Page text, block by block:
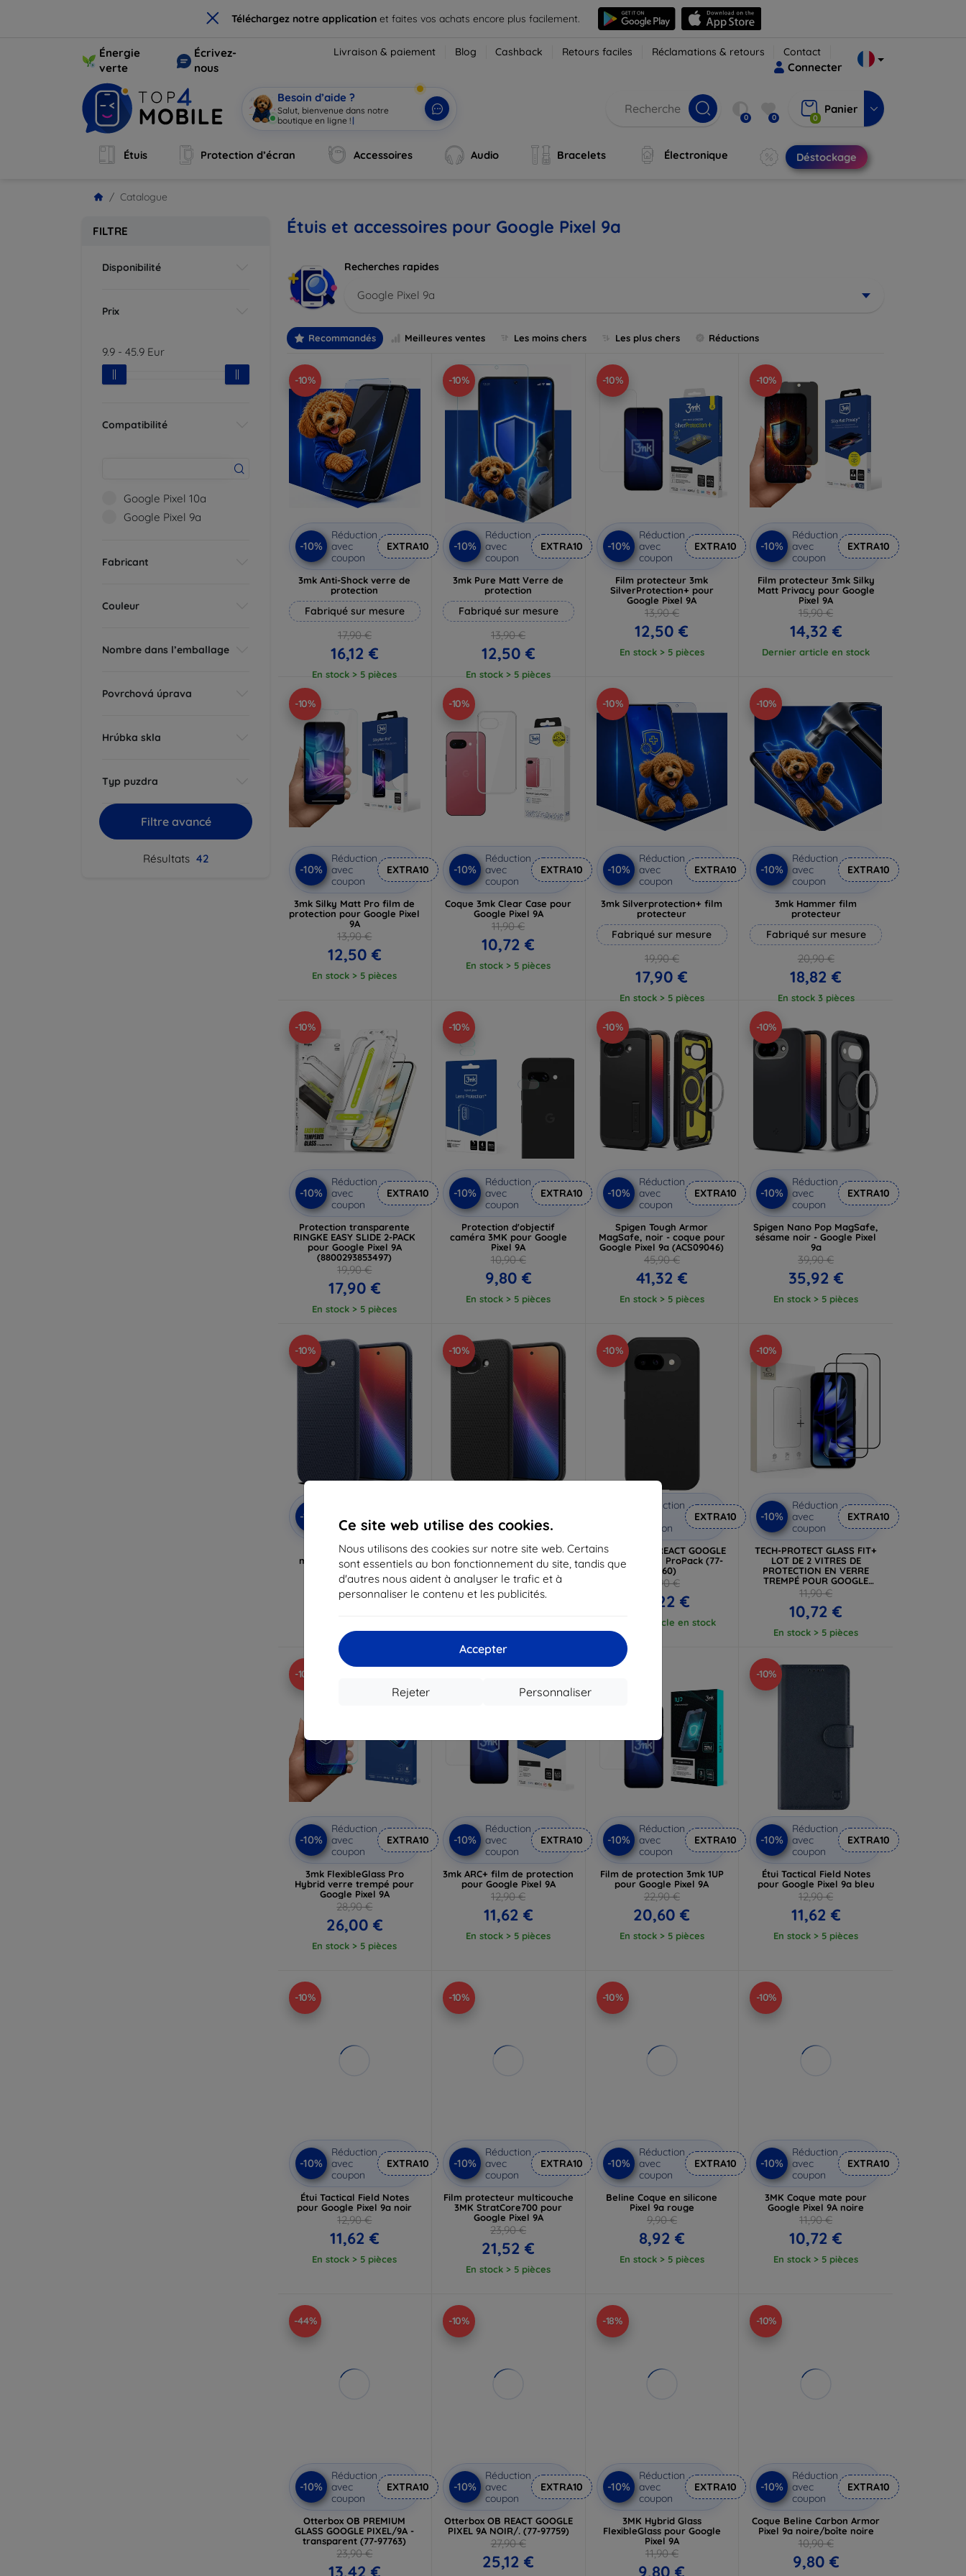
× Téléchargez notre application et faites vos achats encore plus facilement.
Ce site web utilise des cookies.
Nous utilisons des cookies sur notre site web. Certains
sont essentiels au bon fonctionnement du site, tandis que
d'autres nous aident à analyser le trafic et à
personnaliser le contenu et les publicités.
Accepter
Personnaliser
Rejeter
Énergie
verte
Écrivez-
nous
Livraison & paiement Blog Cashback Retours faciles Réclamations & retours Contact
Connecter
Besoin d’aide ?
Salut, bienvenue dans notre b 0 0 0
Panier
Étuis Protection d’écran Accessoires Audio Bracelets Électronique Déstockage
Catalogue
FILTRE
Disponibilité
Prix
9.9 - 45.9 Eur
Compatibilité
Google Pixel 10a
Google Pixel 9a
Fabricant
Couleur
Nombre dans l’emballage
Povrchová úprava
Hrúbka skla
Typ puzdra
Filtre avancé
Résultats 42
Étuis et accessoires pour Google Pixel 9a
Recherches rapides
Google Pixel 9a
Recommandés Meilleures ventes Les moins chers Les plus chers Réductions
-10%
-10%
Réduction
avec
coupon
EXTRA10
3mk Anti-Shock verre de
protection
Fabriqué sur mesure
17,90 €
16,12 €
En stock > 5 pièces
-10%
-10%
Réduction
avec
coupon
EXTRA10
3mk Pure Matt Verre de
protection
Fabriqué sur mesure
13,90 €
12,50 €
En stock > 5 pièces
-10%
-10%
Réduction
avec
coupon
EXTRA10
Film protecteur 3mk
SilverProtection+ pour
Google Pixel 9A
13,90 €
12,50 €
En stock > 5 pièces
-10%
-10%
Réduction
avec
coupon
EXTRA10
Film protecteur 3mk Silky
Matt Privacy pour Google
Pixel 9A
15,90 €
14,32 €
Dernier article en stock
-10%
-10%
Réduction
avec
coupon
EXTRA10
3mk Silky Matt Pro film de
protection pour Google Pixel
9A
13,90 €
12,50 €
En stock > 5 pièces
-10%
-10%
Réduction
avec
coupon
EXTRA10
Coque 3mk Clear Case pour
Google Pixel 9A
11,90 €
10,72 €
En stock > 5 pièces
-10%
-10%
Réduction
avec
coupon
EXTRA10
3mk Silverprotection+ film
protecteur
Fabriqué sur mesure
19,90 €
17,90 €
En stock > 5 pièces
-10%
-10%
Réduction
avec
coupon
EXTRA10
3mk Hammer film
protecteur
Fabriqué sur mesure
20,90 €
18,82 €
En stock 3 pièces
-10%
-10%
Réduction
avec
coupon
EXTRA10
Protection transparente
RINGKE EASY SLIDE 2-PACK
pour Google Pixel 9A
(8800293853497)
19,90 €
17,90 €
En stock > 5 pièces
-10%
-10%
Réduction
avec
coupon
EXTRA10
Protection d'objectif
caméra 3MK pour Google
Pixel 9A
10,90 €
9,80 €
En stock > 5 pièces
-10%
-10%
Réduction
avec
coupon
EXTRA10
Spigen Tough Armor
MagSafe, noir - coque pour
Google Pixel 9a (ACS09046)
45,90 €
41,32 €
En stock > 5 pièces
-10%
-10%
Réduction
avec
coupon
EXTRA10
Spigen Nano Pop MagSafe,
sésame noir - Google Pixel
9a
39,90 €
35,92 €
En stock > 5 pièces
-10%
-10%
coupon
Spigen Liquid Air, bleu
marine - Google Pixel 9a
22,90 €
20,60 €
-10%
coupon
Spigen Liquid Air, noir mat -
Google Pixel 9a (ACS09039)
19,90 €
17,90 €
-10%
Réduction
coupon
EXTRA10
Otterbox OB REACT GOOGLE
PIXEL 9A noir, ProPack (77-
97760)
26,90 €
24,22 €
Dernier article en stock
-10%
-10%
Réduction
avec
coupon
EXTRA10
TECH-PROTECT GLASS FIT+
LOT DE 2 VITRES DE
PROTECTION EN VERRE
TREMPÉ POUR GOOGLE
PIXEL 9A / 10A, NOIRS
11,90 €
10,72 €
En stock > 5 pièces
-10%
-10%
Réduction
avec
coupon
EXTRA10
3mk FlexibleGlass Pro
Hybrid verre trempé pour
Google Pixel 9A
28,90 €
26,00 €
En stock > 5 pièces
-10%
Réduction
avec
coupon
EXTRA10
3mk ARC+ film de protection
pour Google Pixel 9A
12,90 €
11,62 €
En stock > 5 pièces
-10%
Réduction
avec
coupon
EXTRA10
Film de protection 3mk 1UP
pour Google Pixel 9A
22,90 €
20,60 €
En stock > 5 pièces
-10%
-10%
Réduction
avec
coupon
EXTRA10
Étui Tactical Field Notes
pour Google Pixel 9a bleu
12,90 €
11,62 €
En stock > 5 pièces
-10%
-10%
Réduction
avec
coupon
EXTRA10
Étui Tactical Field Notes
pour Google Pixel 9a noir
12,90 €
11,62 €
En stock > 5 pièces
-10%
-10%
Réduction
avec
coupon
EXTRA10
Film protecteur multicouche
3MK StratCore700 pour
Google Pixel 9A
23,90 €
21,52 €
En stock > 5 pièces
-10%
-10%
Réduction
avec
coupon
EXTRA10
Beline Coque en silicone
Pixel 9a rouge
9,90 €
8,92 €
En stock > 5 pièces
-10%
-10%
Réduction
avec
coupon
EXTRA10
3MK Coque mate pour
Google Pixel 9A noire
11,90 €
10,72 €
En stock > 5 pièces
-44%
-10%
Réduction
avec
coupon
EXTRA10
Otterbox OB PREMIUM
GLASS GOOGLE PIXEL/9A -
transparent (77-97763)
23,90 €
13,42 €
-10%
-10%
Réduction
avec
coupon
EXTRA10
Otterbox OB REACT GOOGLE
PIXEL 9A NOIR/. (77-97759)
27,90 €
25,12 €
-18%
-10%
Réduction
avec
coupon
EXTRA10
3MK Hybrid Glass
FlexibleGlass pour Google
Pixel 9A
11,90 €
9,80 €
-10%
-10%
Réduction
avec
coupon
EXTRA10
Coque Beline Carbon Armor
Pixel 9a noire/boîte noire
10,90 €
9,80 €